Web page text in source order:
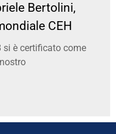
Bertolini,
CEH
si è certificato come